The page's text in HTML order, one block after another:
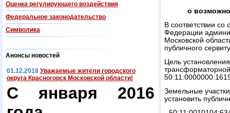
Оценка регулирующего воздействия
Федеральнoe законодательство
Символика
Анонсы новостей
01.12.2018 Уважаемые жители городского
округа Красногорск Московской области!
С января 2016
о
В соответствии со
Федерации
Московской
публичного
Цель
Земельные
установить